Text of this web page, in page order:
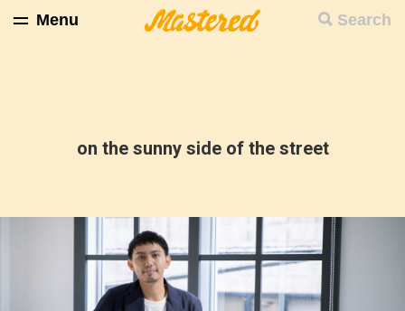
Search
Menu
on the sunny side of the street